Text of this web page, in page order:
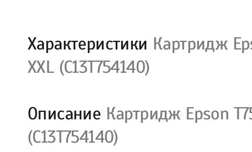
Характеристики Картридж
XXL (C13T754140)
Описание Картридж Epson
(C13T754140)